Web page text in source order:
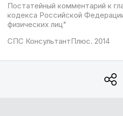
Постатейный комментарий к
кодекса Российской
физических лиц"
СПС КонсультантПлюс. 2014